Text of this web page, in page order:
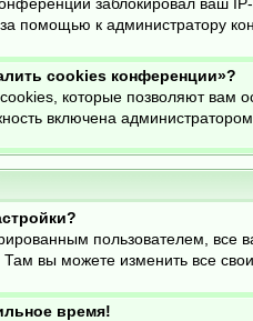
помощью к администратору
cookies конференции»?
которые позволяют вам
включена
пользователем,
вы можете изменить все свои
время!